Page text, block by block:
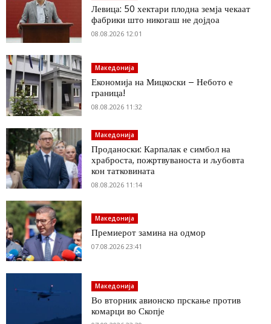
Левица: 50 хектари плодна земја чекаат
фабрики што никогаш не дојдоа
08.08.2026 12:01
Македонија
Економија на Мицкоски – Небото е
граница!
08.08.2026 11:32
Македонија
Проданоски: Карпалак е симбол на
храброста, пожртвуваноста и љубовта
кон татковината
08.08.2026 11:14
Македонија
Премиерот замина на одмор
07.08.2026 23:41
Македонија
Во вторник авионско прскање против
комарци во Скопје